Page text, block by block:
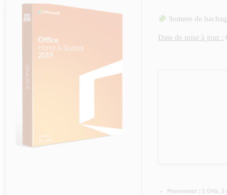
Somme de
Date de mise à jour :
Processeur : 1 GHz,